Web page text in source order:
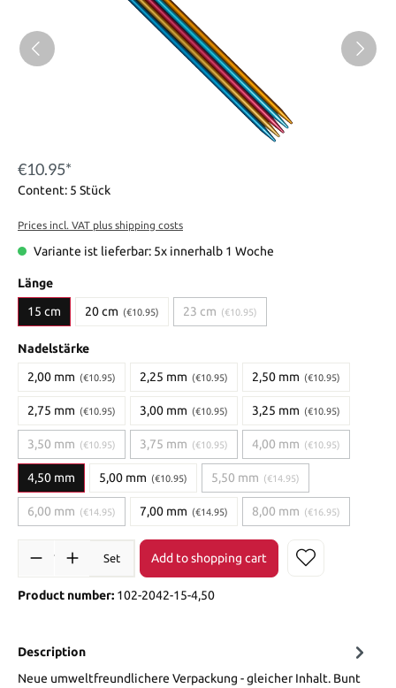
€10.95*
Content: 5 Stück
Prices incl. VAT plus shipping costs
Variante ist lieferbar: 5x innerhalb 1 Woche
Länge
15 cm
20 cm (€10.95) 23 cm (€10.95)
Nadelstärke
2,00 mm (€10.95) 2,25 mm (€10.95) 2,50 mm (€10.95)
2,75 mm (€10.95) 3,00 mm (€10.95) 3,25 mm (€10.95)
3,50 mm (€10.95) 3,75 mm (€10.95) 4,00 mm (€10.95)
4,50 mm 5,00 mm (€10.95) 5,50 mm (€14.95)
6,00 mm (€14.95) 7,00 mm (€14.95) 8,00 mm (€16.95)
Set Add to shopping cart
Product number: 102-2042-15-4,50
Description
Neue umweltfreundlichere Verpackung - gleicher Inhalt. Bunt